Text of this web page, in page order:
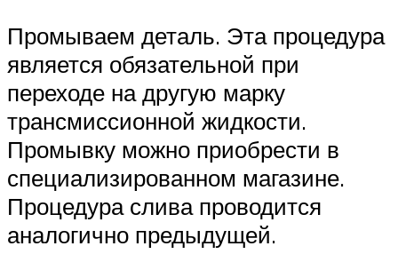
Промываем деталь. Эта процедура
является обязательной при
переходе на другую марку
трансмиссионной жидкости.
Промывку можно приобрести в
специализированном магазине.
Процедура слива проводится
аналогично предыдущей.